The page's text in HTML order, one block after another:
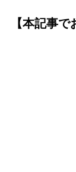
【本記事で